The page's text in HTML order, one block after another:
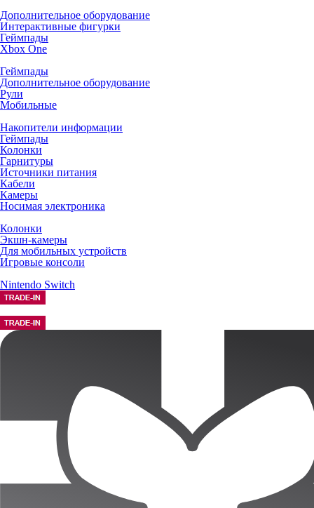
Дополнительное оборудование
Интерактивные фигурки
Геймпады
Xbox One
Геймпады
Дополнительное оборудование
Рули
Мобильные
Накопители информации
Геймпады
Колонки
Гарнитуры
Источники питания
Кабели
Камеры
Носимая электроника
Колонки
Экшн-камеры
Для мобильных устройств
Игровые консоли
Nintendo Switch